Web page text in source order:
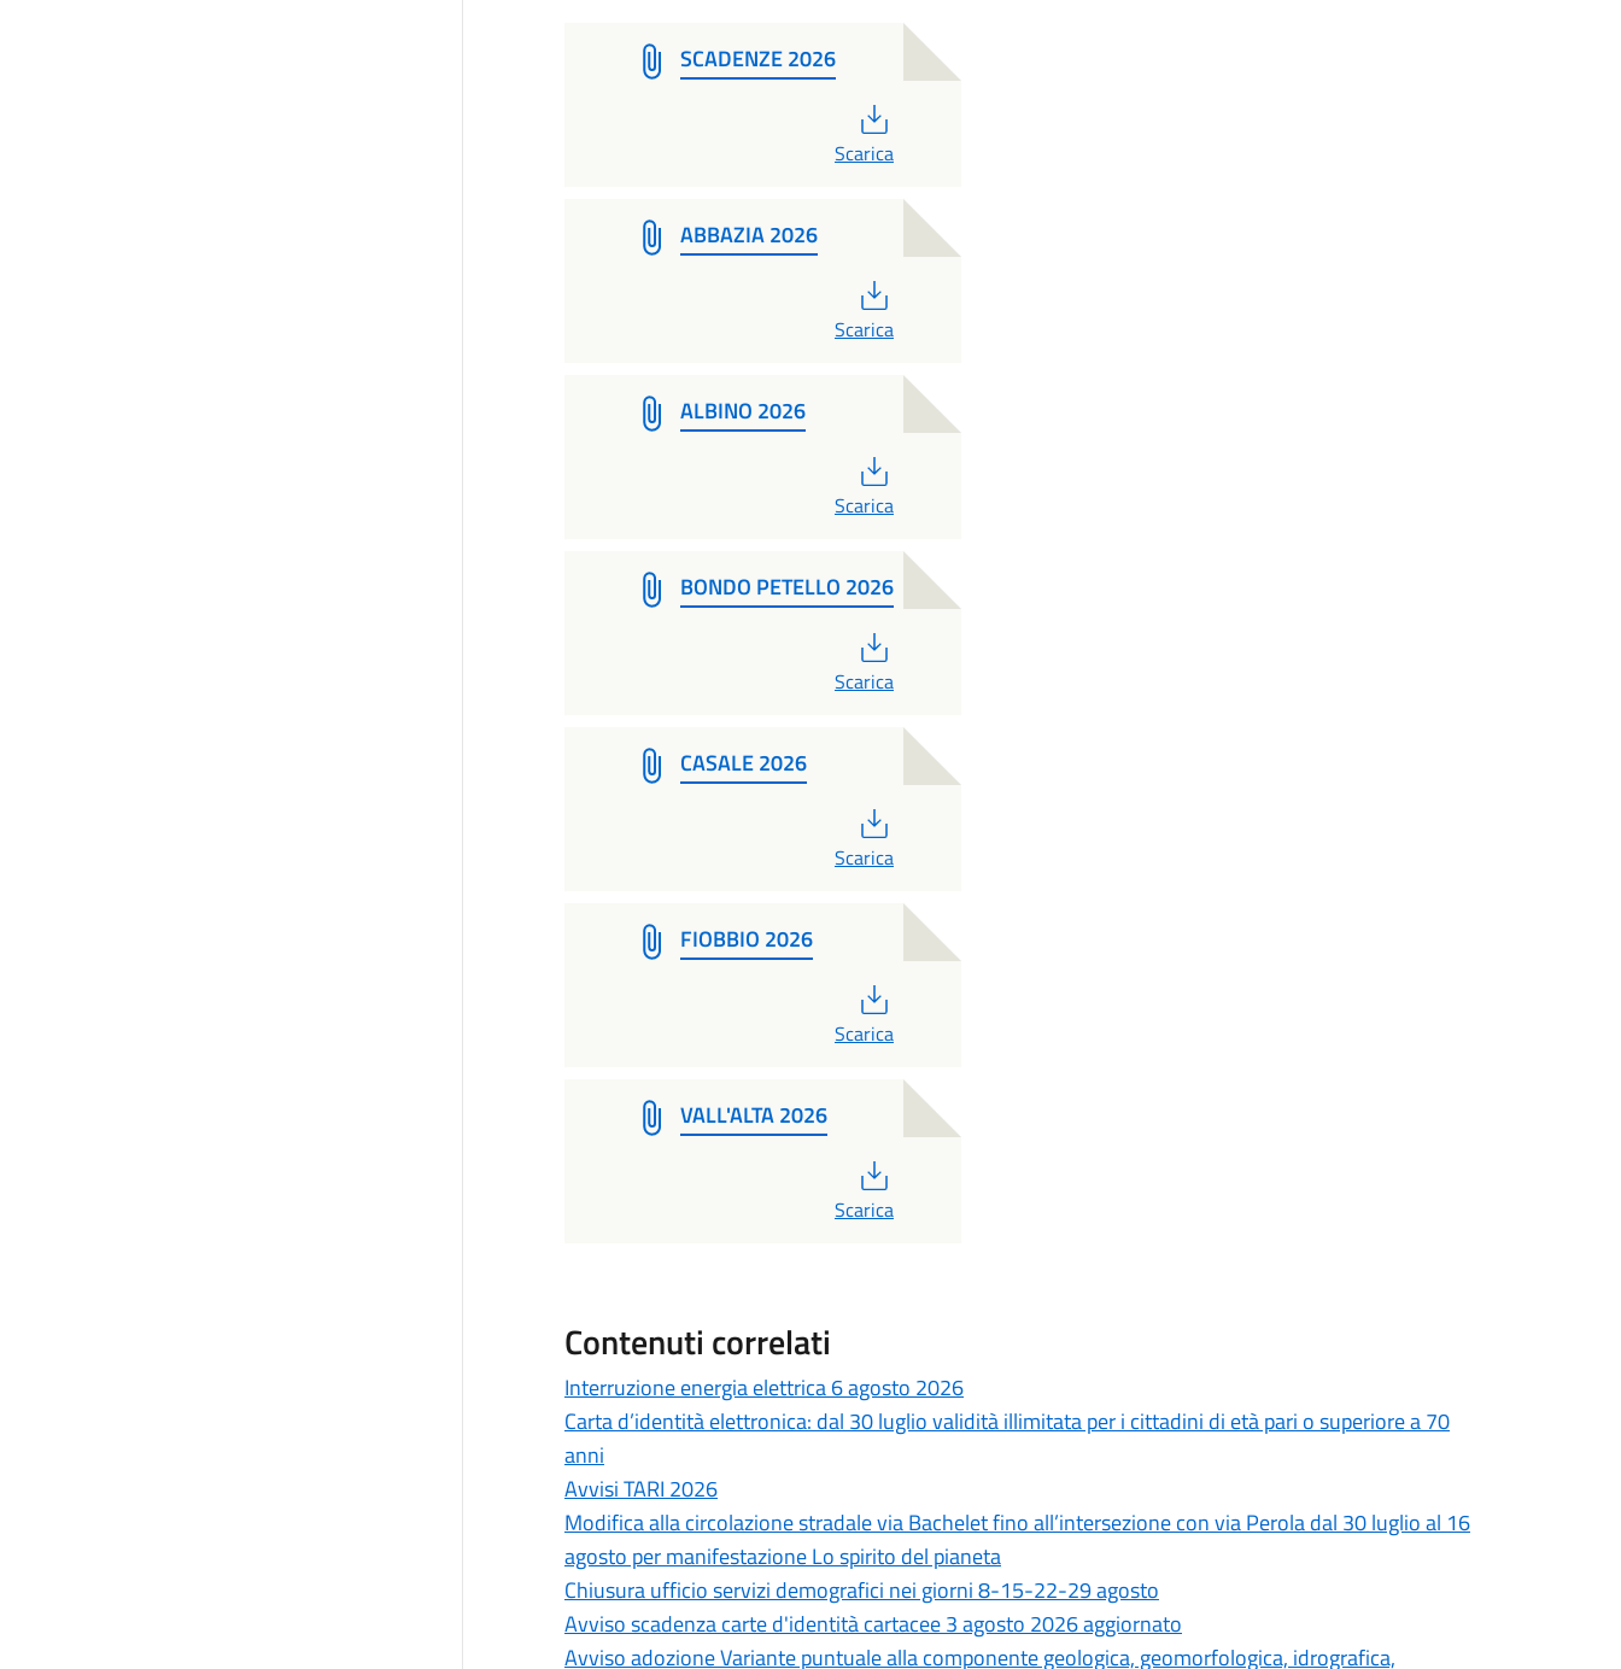
SCADENZE 2026
Scarica
ABBAZIA 2026
Scarica
ALBINO 2026
Scarica
BONDO PETELLO 2026
Scarica
CASALE 2026
Scarica
FIOBBIO 2026
Scarica
VALL'ALTA 2026
Scarica
Contenuti correlati
Interruzione energia elettrica 6 agosto 2026
Carta d’identità elettronica: dal 30 luglio validità illimitata per i cittadini di età pari o superiore a 70
anni
Avvisi TARI 2026
Modifica alla circolazione stradale via Bachelet fino all’intersezione con via Perola dal 30 luglio al 16
agosto per manifestazione Lo spirito del pianeta
Chiusura ufficio servizi demografici nei giorni 8-15-22-29 agosto
Avviso scadenza carte d'identità cartacee 3 agosto 2026 aggiornato
Avviso adozione Variante puntuale alla componente geologica, geomorfologica, idrografica,